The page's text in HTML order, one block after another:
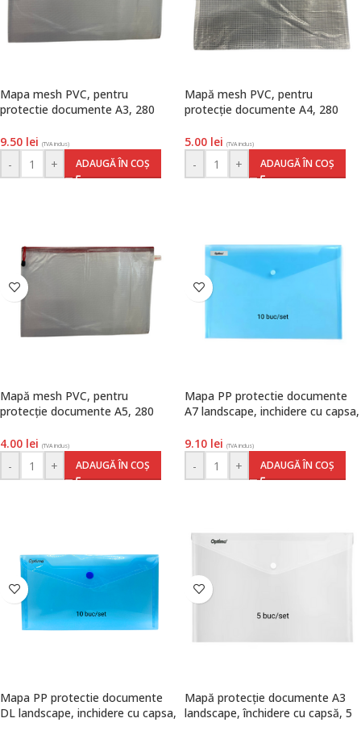
Mapa mesh PVC, pentru
protectie documente A3, 280
rosu, Optima
9.50 lei (TVA inclus)
- + ADAUGĂ ÎN COȘ
Mapă mesh PVC, pentru
protecție documente A4, 280
roșu, Optima
5.00 lei (TVA inclus)
- + ADAUGĂ ÎN COȘ
Mapă mesh PVC, pentru
protecție documente A5, 280
roșu, Optima
4.00 lei (TVA inclus)
- + ADAUGĂ ÎN COȘ
Mapa PP protectie documente
A7 landscape, inchidere cu capsa,
Optima
9.10 lei (TVA inclus)
- + ADAUGĂ ÎN COȘ
Mapa PP protectie documente
DL landscape, inchidere cu capsa,
Mapă protecție documente A3
landscape, închidere cu capsă, 5